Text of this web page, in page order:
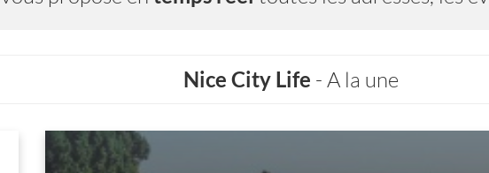
Nice City Life - A la une